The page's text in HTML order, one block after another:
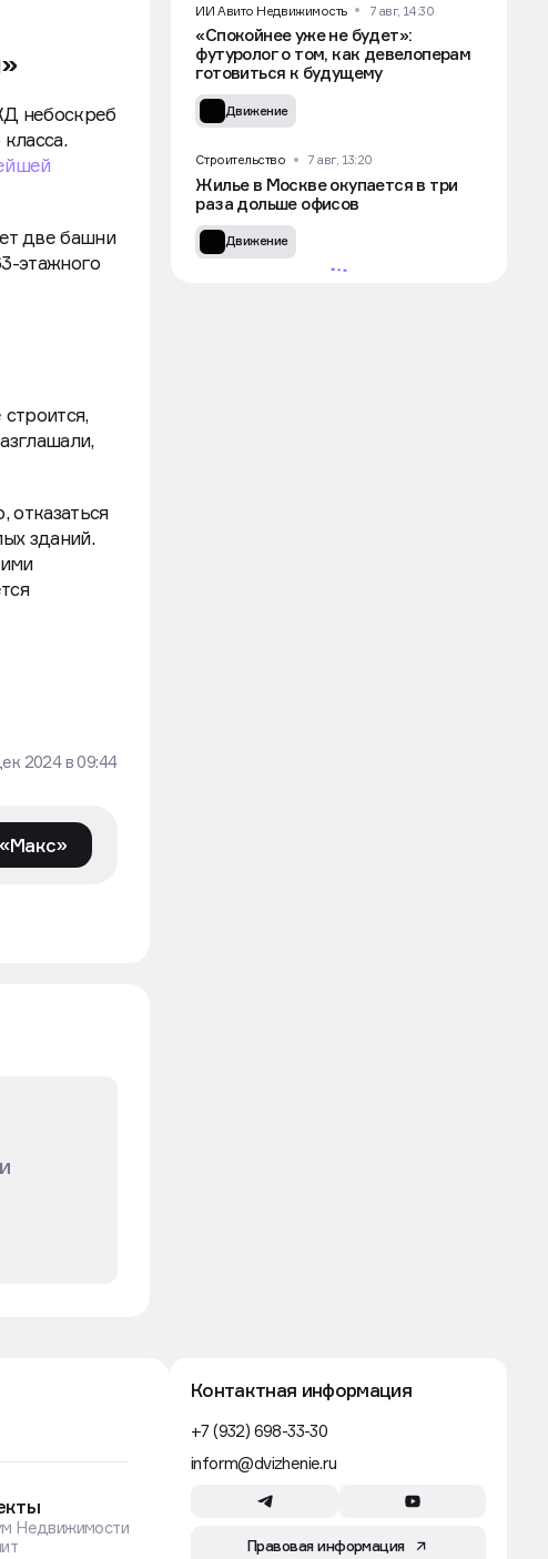
небоскреб
две башни
этажного
отказаться
зданий.
2024в09:44
ИИ Авито Недвижимость 7 авг, 14:30
«Спокойнее уже не будет»:
футуролог о том, как девелоперам
готовиться к будущему
Движение
Строительство 7 авг, 13:20
Жилье в Москве окупается в три
раза дольше офисов
Движение
Движение
Контактная информация
+7 (932) 698-33-30